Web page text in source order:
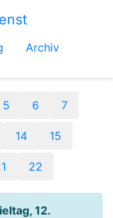
Archiv
5 6 7
14 15
22
12.